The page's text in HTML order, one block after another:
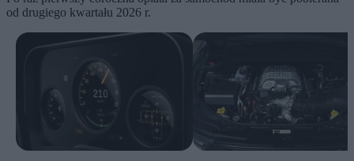
od drugiego kwartału 2026 r.